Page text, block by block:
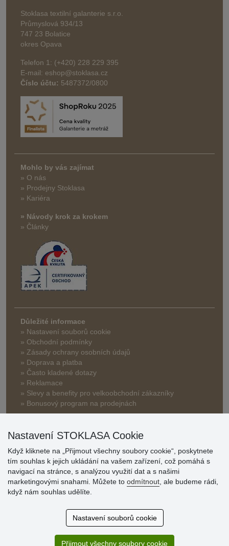
Stoklasa textilní galanterie s.r.o.
Průmyslová 934/13
747 23 Bolatice
okres Opava
Telefon 1: (+420) 228 229 395
E-mail: eshop@stoklasa.cz
Číslo účtu: 5487372/0800
Mohlo by vás zajímat
» O nás
» Prodejny Stoklasa
» Kariéra
» Návody krok za krokem
» Články
Důležité informace
» Nastavení souborů cookie
» Obchodní podmínky
» Zásady ochrany osobních údajů
» Doprava a platba
» Často kladené dotazy
» Reklamace
» Slevy a benefity pro velkoobchodní zákazníky
» Bonusový program na prodejnách
Hodnocení
zákazníků
Super obchod, kvalitní zboží za slušné ceny. Vřele
Nastavení STOKLASA Cookie
Když kliknete na „Přijmout všechny soubory cookie“, poskytnete
tím souhlas k jejich ukládání na vašem zařízení, což pomáhá s
navigací na stránce, s analýzou využití dat a s našimi
marketingovými snahami. Můžete to odmítnout , ale budeme rádi,
když nám souhlas udělíte.
Nastavení souborů cookie
Přijmout všechny soubory cookie